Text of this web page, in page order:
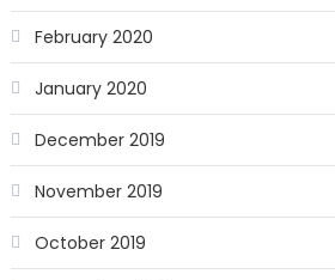
February 2020
January 2020
December 2019
November 2019
October 2019